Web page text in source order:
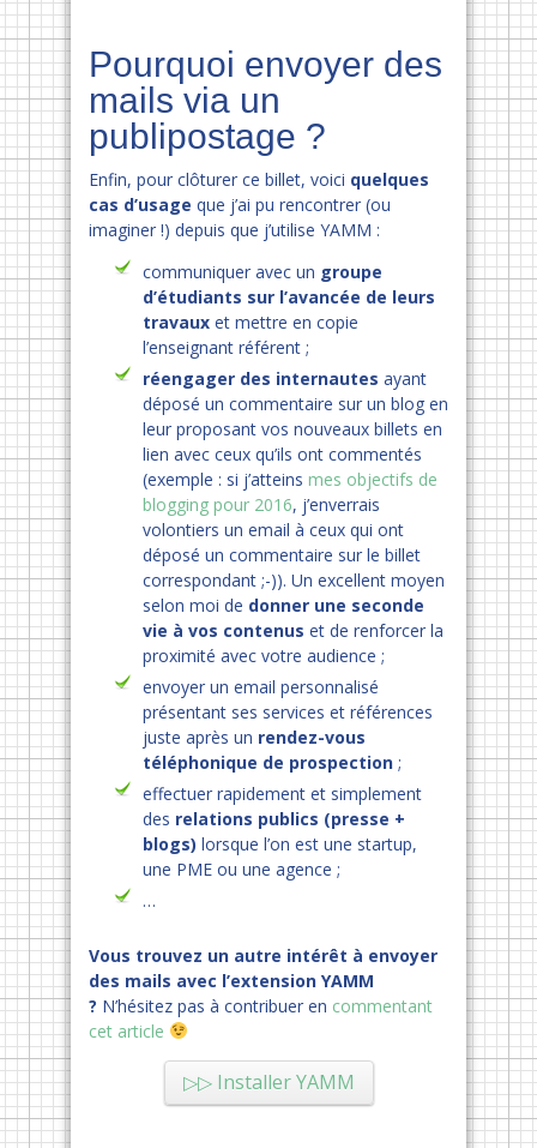
Pourquoi envoyer des
mails via un
publipostage ?
Enfin, pour clôturer ce billet, voici quelques
cas d’usage que j’ai pu rencontrer (ou
imaginer !) depuis que j’utilise YAMM :
communiquer avec un groupe
d’étudiants sur l’avancée de leurs
travaux et mettre en copie
l’enseignant référent ;
réengager des internautes ayant
déposé un commentaire sur un blog en
leur proposant vos nouveaux billets en
lien avec ceux qu’ils ont commentés
(exemple : si j’atteins mes objectifs de
blogging pour 2016, j’enverrais
volontiers un email à ceux qui ont
déposé un commentaire sur le billet
correspondant ;-)). Un excellent moyen
selon moi de donner une seconde
vie à vos contenus et de renforcer la
proximité avec votre audience ;
envoyer un email personnalisé
présentant ses services et références
juste après un rendez-vous
téléphonique de prospection ;
effectuer rapidement et simplement
des relations publics (presse +
blogs) lorsque l’on est une startup,
une PME ou une agence ;
…
Vous trouvez un autre intérêt à envoyer
des mails avec l’extension YAMM
? N’hésitez pas à contribuer en commentant
cet article
▷▷ Installer YAMM